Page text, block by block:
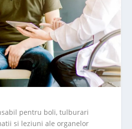
pentru boli, tulburari
si leziuni ale organelor